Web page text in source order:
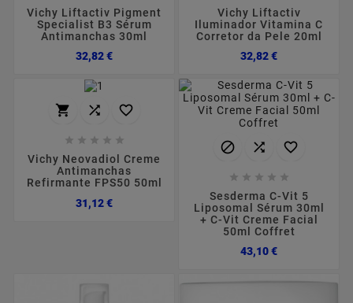
Vichy Liftactiv Pigment
Specialist B3 Sérum
Antimanchas 30ml
32,82 €Preço
Vichy Liftactiv
Iluminador Vitamina C
Corretor da Pele 20ml
32,82 €Preço
  
    
Vichy Neovadiol Creme
Antimanchas
Refirmante FPS50 50ml
31,12 €Preço
  
    
Sesderma C-Vit 5
Liposomal Sérum 30ml
+ C-Vit Creme Facial
50ml Coffret
43,10 €Preço